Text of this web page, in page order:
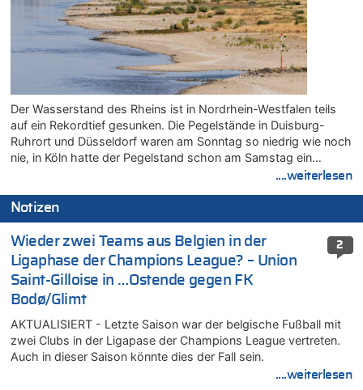
Der Wasserstand des Rheins ist in Nordrhein-Westfalen teils
auf ein Rekordtief gesunken. Die Pegelstände in Duisburg-
Ruhrort und Düsseldorf waren am Sonntag so niedrig wie noch
nie, in Köln hatte der Pegelstand schon am Samstag ein…
....weiterlesen
Notizen
2
Wieder zwei Teams aus Belgien in der
Ligaphase der Champions League? – Union
Saint-Gilloise in …Ostende gegen FK
Bodø/Glimt
AKTUALISIERT - Letzte Saison war der belgische Fußball mit
zwei Clubs in der Ligapase der Champions League vertreten.
Auch in dieser Saison könnte dies der Fall sein.
....weiterlesen